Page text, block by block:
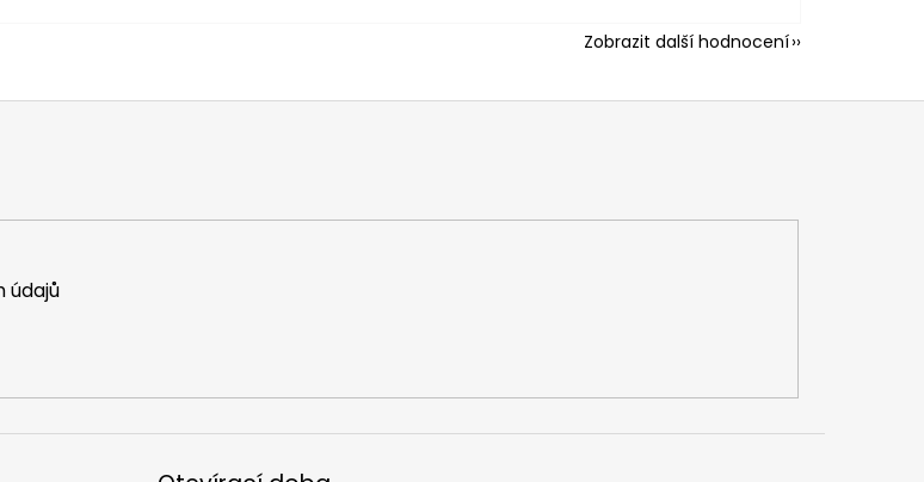
Zobrazit další hodnocení
údajů